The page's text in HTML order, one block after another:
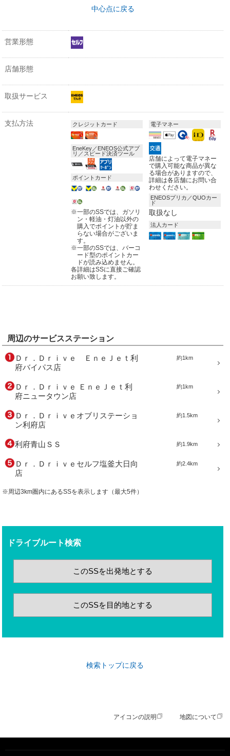
中心点に戻る
営業形態
店舗形態
取扱サービス
支払方法 クレジットカード
EneKey／ENEOS公式アプ
リ／スピード決済ツール
ポイントカード
※一部のSSでは、ガソリ
ン・軽油・灯油以外の
購入でポイントが貯ま
らない場合がございま
す。
※一部のSSでは、バーコ
ード型のポイントカー
ドが読み込めません。
各詳細はSSに直接ご確認
お願い致します。
電子マネー
店舗によって電子マネー
で購入可能な商品が異な
る場合がありますので、
詳細は各店舗にお問い合
わせください。
ENEOSプリカ／QUOカー
ド
取扱なし
法人カード
周辺のサービスステーション
約1km
Ｄｒ．Ｄｒｉｖｅ ＥｎｅＪｅｔ利
府バイパス店
約1km
Ｄｒ．Ｄｒｉｖｅ ＥｎｅＪｅｔ利
府ニュータウン店
約1.5km
Ｄｒ．Ｄｒｉｖｅオブリステーショ
ン利府店
約1.9km
利府青山ＳＳ
約2.4km
Ｄｒ．Ｄｒｉｖｅセルフ塩釜大日向
店
※周辺3km圏内にあるSSを表示します（最大5件）
ドライブルート検索
このSSを出発地とする
このSSを目的地とする
検索トップに戻る
アイコンの説明 地図について